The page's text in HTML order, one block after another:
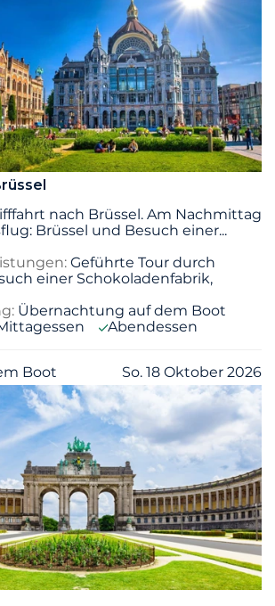
nach Brüssel. Am Nachmittag
Brüssel und Besuch einer...
Geführte Tour durch
einer Schokoladenfabrik,
Übernachtung auf dem Boot
Abendessen
Boot So. 18 Oktober 2026